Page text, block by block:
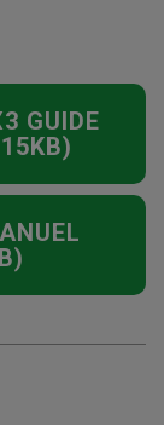
GUIDE